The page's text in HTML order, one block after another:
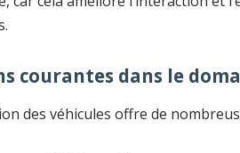
courantes dans le
des véhicules offre de